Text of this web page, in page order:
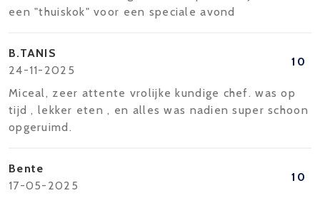
een "thuiskok" voor een speciale avond
B.TANIS
24-11-2025
10
Miceal, zeer attente vrolijke kundige chef. was op
tijd , lekker eten , en alles was nadien super schoon
opgeruimd.
Bente
17-05-2025
10